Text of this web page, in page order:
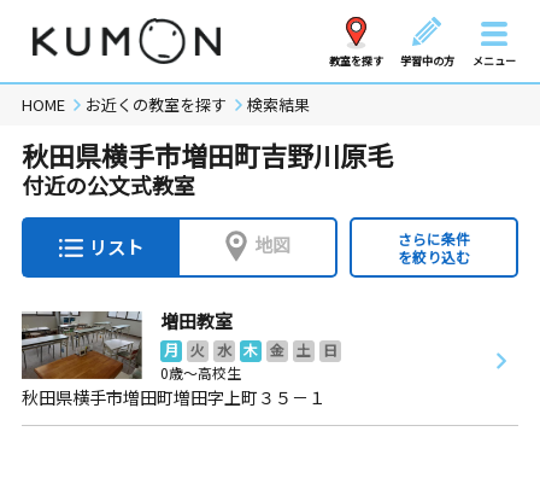
教室を探す 学習中の方 メニュー
HOME お近くの教室を探す 検索結果
秋田県横手市増田町吉野川原毛
付近の公文式教室
リスト 地図
さらに条件
を絞り込む
増田教室
月 火 水 木 金 土
日
0歳～高校生
秋田県横手市増田町増田字上町３５－１